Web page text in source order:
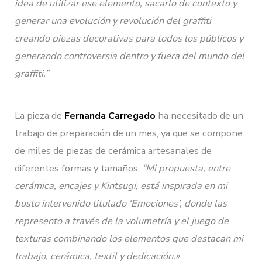
idea de utilizar ese elemento, sacarlo de contexto y
generar una evolución y revolución del graffiti
creando piezas decorativas para todos los públicos y
generando controversia dentro y fuera del mundo del
graffiti.”
La pieza de Fernanda Carregado ha necesitado de un
trabajo de preparación de un mes, ya que se compone
de miles de piezas de cerámica artesanales de
diferentes formas y tamaños. “Mi propuesta, entre
cerámica, encajes y Kintsugi, está inspirada en mi
busto intervenido titulado ‘Emociones’, donde las
represento a través de la volumetría y el juego de
texturas combinando los elementos que destacan mi
trabajo, cerámica, textil y dedicación.»